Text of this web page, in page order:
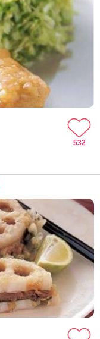
532